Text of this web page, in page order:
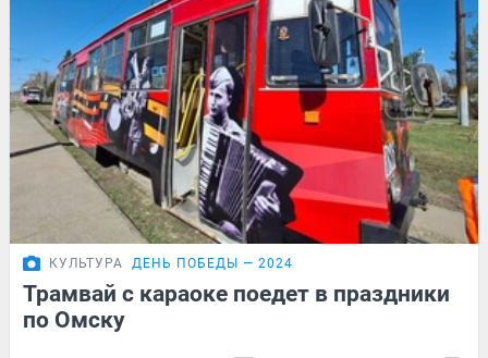
КУЛЬТУРА ДЕНЬ ПОБЕДЫ — 2024
Трамвай с караоке поедет в праздники
по Омску